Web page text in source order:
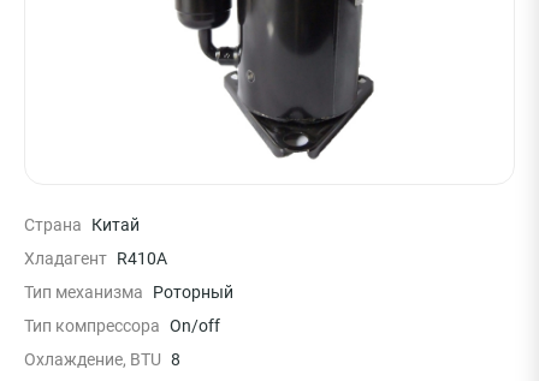
Страна
Китай
Хладагент R410A
Тип механизма
Роторный
Тип компрессора On/off
Охлаждение, BTU 8